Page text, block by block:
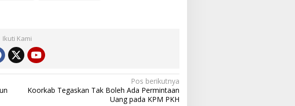
Ikuti Kami
Pos berikutnya
Koorkab Tegaskan Tak Boleh Ada Permintaan
Uang pada KPM PKH